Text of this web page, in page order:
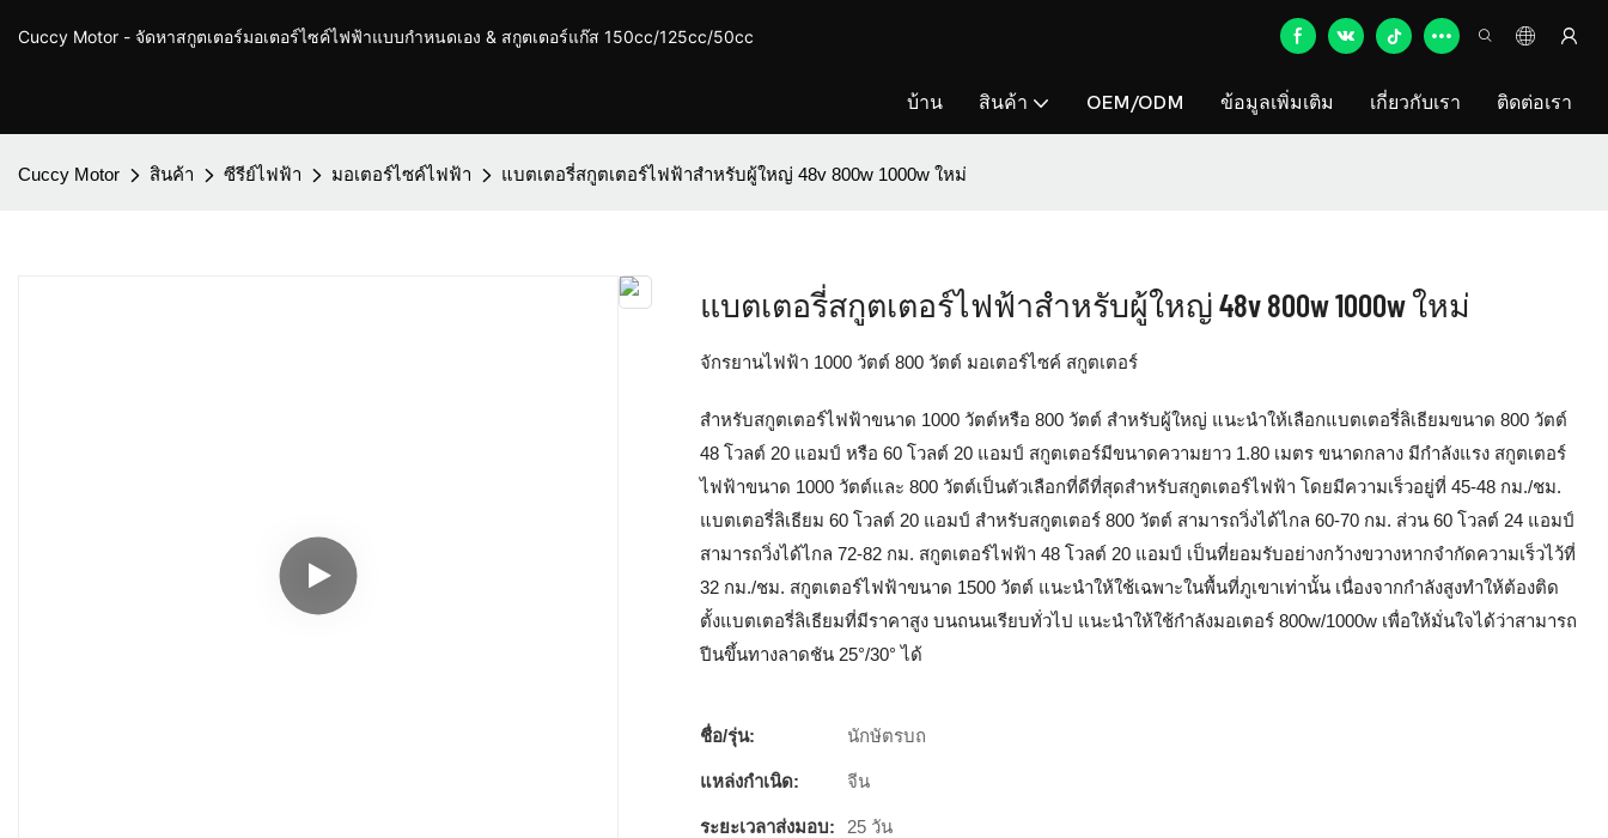
Cuccy Motor - จัดหาสกูตเตอร์มอเตอร์ไซค์ไฟฟ้าแบบกำหนดเอง & สกูตเตอร์แก๊ส 150cc/125cc/50cc
บ้าน สินค้า OEM/ODM ข้อมูลเพิ่มเติม เกี่ยวกับเรา ติดต่อเรา
Cuccy Motor สินค้า ซีรีย์ไฟฟ้า มอเตอร์ไซค์ไฟฟ้า แบตเตอรี่สกูตเตอร์ไฟฟ้าสำหรับผู้ใหญ่ 48v 800w 1000w ใหม่
แบตเตอรี่สกูตเตอร์ไฟฟ้าสำหรับผู้ใหญ่ 48v 800w 1000w ใหม่
จักรยานไฟฟ้า 1000 วัตต์ 800 วัตต์ มอเตอร์ไซค์ สกูตเตอร์
สำหรับสกูตเตอร์ไฟฟ้าขนาด 1000 วัตต์หรือ 800 วัตต์ สำหรับผู้ใหญ่ แนะนำให้เลือกแบตเตอรี่ลิเธียมขนาด 800 วัตต์
48 โวลต์ 20 แอมป์ หรือ 60 โวลต์ 20 แอมป์ สกูตเตอร์มีขนาดความยาว 1.80 เมตร ขนาดกลาง มีกำลังแรง สกูตเตอร์
ไฟฟ้าขนาด 1000 วัตต์และ 800 วัตต์เป็นตัวเลือกที่ดีที่สุดสำหรับสกูตเตอร์ไฟฟ้า โดยมีความเร็วอยู่ที่ 45-48 กม./ชม.
แบตเตอรี่ลิเธียม 60 โวลต์ 20 แอมป์ สำหรับสกูตเตอร์ 800 วัตต์ สามารถวิ่งได้ไกล 60-70 กม. ส่วน 60 โวลต์ 24 แอมป์
สามารถวิ่งได้ไกล 72-82 กม. สกูตเตอร์ไฟฟ้า 48 โวลต์ 20 แอมป์ เป็นที่ยอมรับอย่างกว้างขวางหากจำกัดความเร็วไว้ที่
32 กม./ชม. สกูตเตอร์ไฟฟ้าขนาด 1500 วัตต์ แนะนำให้ใช้เฉพาะในพื้นที่ภูเขาเท่านั้น เนื่องจากกำลังสูงทำให้ต้องติด
ตั้งแบตเตอรี่ลิเธียมที่มีราคาสูง บนถนนเรียบทั่วไป แนะนำให้ใช้กำลังมอเตอร์ 800w/1000w เพื่อให้มั่นใจได้ว่าสามารถ
ปีนขึ้นทางลาดชัน 25°/30° ได้
ชื่อ/รุ่น: นักษัตรบถ
แหล่งกำเนิด: จีน
ระยะเวลาส่งมอบ: 25 วัน